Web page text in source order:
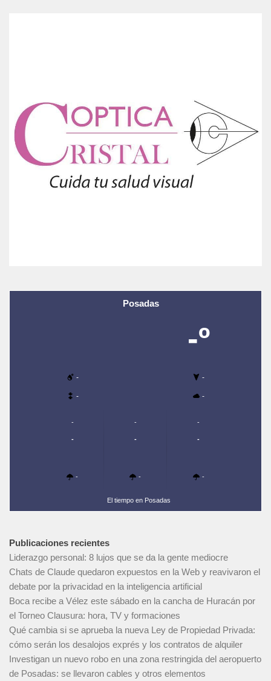
Posadas
-º
- -
- -
-
-
-
-
-
-
-
-
-
El tiempo en Posadas
Publicaciones recientes
Liderazgo personal: 8 lujos que se da la gente mediocre
Chats de Claude quedaron expuestos en la Web y reavivaron el
debate por la privacidad en la inteligencia artificial
Boca recibe a Vélez este sábado en la cancha de Huracán por
el Torneo Clausura: hora, TV y formaciones
Qué cambia si se aprueba la nueva Ley de Propiedad Privada:
cómo serán los desalojos exprés y los contratos de alquiler
Investigan un nuevo robo en una zona restringida del aeropuerto
de Posadas: se llevaron cables y otros elementos